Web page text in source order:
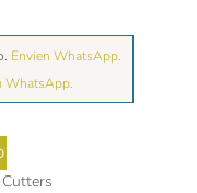
Envien WhatsApp.
WhatsApp.